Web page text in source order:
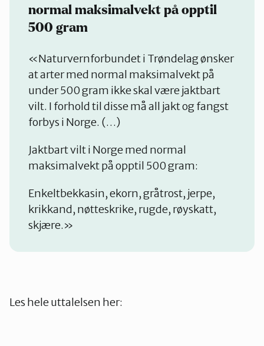
normal maksimalvekt på opptil
500 gram
«Naturvernforbundet i Trøndelag ønsker
at arter med normal maksimalvekt på
under 500 gram ikke skal være jaktbart
vilt. I forhold til disse må all jakt og fangst
forbys i Norge. (…)
Jaktbart vilt i Norge med normal
maksimalvekt på opptil 500 gram:
Enkeltbekkasin, ekorn, gråtrost, jerpe,
krikkand, nøtteskrike, rugde, røyskatt,
skjære.»
Les hele uttalelsen her: